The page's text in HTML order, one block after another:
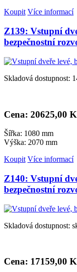
Koupit Více informací
Z139: Vstupní
bezpečnostní
Skladová dostupnost:
Cena: 20625,00
Šířka: 1080 mm
Výška: 2070 mm
Koupit Více informací
Z140: Vstupní
bezpečnostní
Skladová dostupnost:
Cena: 17159,00